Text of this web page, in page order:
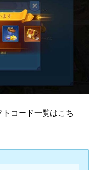
コード一覧はこち